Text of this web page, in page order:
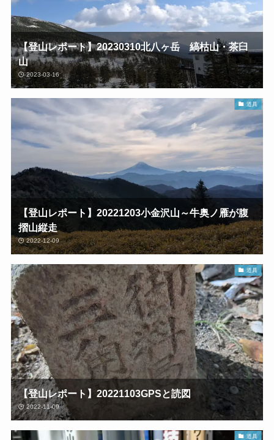
【登山レポート】20230310北八ヶ岳 縞枯山・茶臼
山
2023-03-16
道具
【登山レポート】20221203小金沢山～牛奥ノ雁が腹
摺山縦走
2022-12-09
道具
【登山レポート】20221103GPSと読図
2022-11-09
道具